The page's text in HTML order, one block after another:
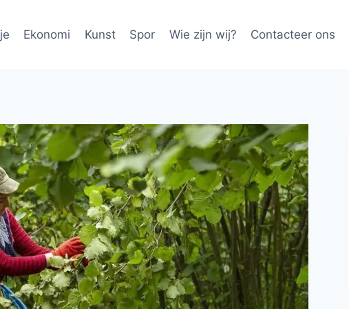
Ekonomi Kunst Spor Wie zijn wij? Contacteer ons